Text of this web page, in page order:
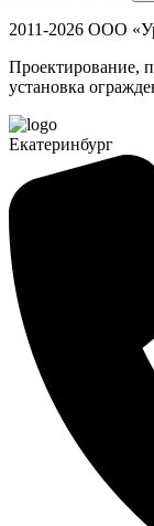
2011-2026 ООО
Проектирование,
установка
Екатеринбург